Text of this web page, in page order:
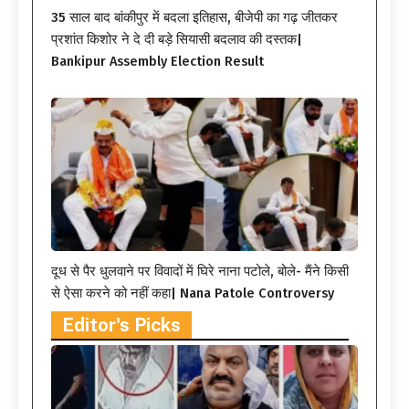
35 साल बाद बांकीपुर में बदला इतिहास, बीजेपी का गढ़ जीतकर
प्रशांत किशोर ने दे दी बड़े सियासी बदलाव की दस्तक|
Bankipur Assembly Election Result
दूध से पैर धुलवाने पर विवादों में घिरे नाना पटोले, बोले- मैंने किसी
से ऐसा करने को नहीं कहा| Nana Patole Controversy
Editor's Picks